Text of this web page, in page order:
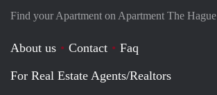
Find your Apartment on Apartment The Hague
About us Contact
Faq
For Real Estate Agents/Realtors